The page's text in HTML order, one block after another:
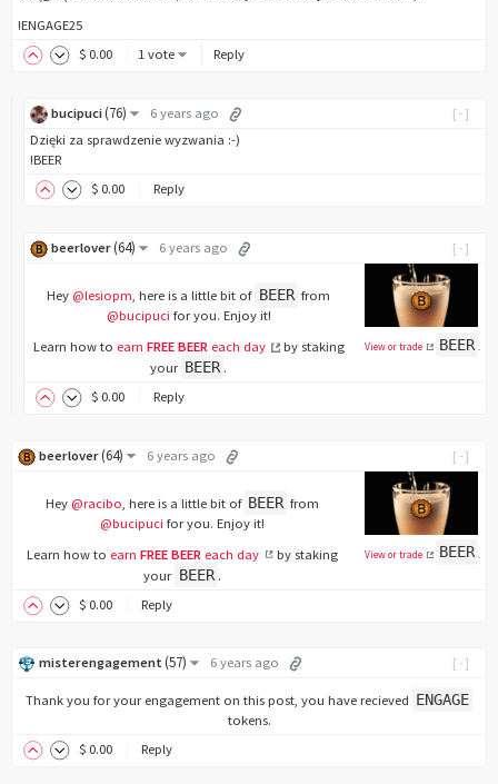
!ENGAGE25
$ 0.00 1 vote Reply
[-]
bucipuci(76)
6 years ago
Dzięki za sprawdzenie wyzwania :-)
!BEER
$ 0.00 Reply
[-]
beerlover(64) 6 years ago
View or trade BEER .
Hey@lesiopm, here is a little bit of BEER from
@bucipuci for you. Enjoy it!
Learn how to earn FREE BEEReach day
by staking
your BEER .
$ 0.00 Reply
[-]
beerlover(64) 6 years ago
View or trade BEER .
Hey @racibo, here is a little bit of BEER from
@bucipuci for you. Enjoy it!
Learn how to earnFREE BEER each day
by staking
your BEER .
$ 0.00 Reply
[-]
misterengagement (57) 6 years ago
Thank you for your engagement on this post, you have recieved ENGAGE
tokens.
$ 0.00 Reply